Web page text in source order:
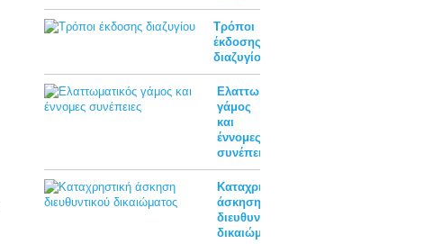
Τρόποι
έκδοσης
διαζυγίου
Ελαττωματικός
γάμος
και
έννομες
συνέπειες
Καταχρηστική
άσκηση
διευθυντικού
δικαιώματος